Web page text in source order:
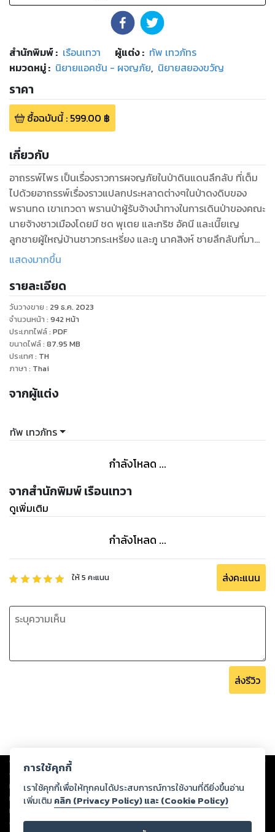
สำนักพิมพ์: เรือนเทวา ผู้แต่ง : ทัพ เทวภัทร
หมวดหมู่: นิยายแอคชัน - ผจญภัย, นิยายสยองขวัญ
ราคา
ซื้อฉบับนี้: 599.00 ฿
เกี่ยวกับ
อาถรรพ์ไพร เป็นเรื่องราวการผจญภัยในป่าดินแดนลึกลับ ที่เต็ม
ไปด้วยอาถรรพ์เรื่องราวแปลกประหลาดต่างๆในป่าดงดิบของ
พรานทด เขาเทวดา พรานป่าผู้รับจ้างนำทางในการเดินป่าของคณะ
นายจ้างชาวเมืองโดยมี ชด พุเตย และกริช อัคนี และเนี๊ยเญ
ลูกชายผู้ใหญ่บ้านชาวกระเหรี่ยง และภู นาคสิงห์ ชายลึกลับที่มา
ร่วมการเดินทางในครั้งนี้
แสดงมากขึ้น
รายละเอียด
วันวางขาย : 29 ธ.ค. 2023
จำนวนหน้า : 942 หน้า
ประเภทไฟล์: PDF
ขนาดไฟล์: 87.95 MB
ประเทศ: TH
ภาษา : Thai
จากผู้แต่ง
ทัพ เทวภัทร
กำลังโหลด ...
จากสำนักพิมพ์ เรือนเทวา
ดูเพิ่มเติม
กำลังโหลด ...
ให้5 คะแนน ส่งคะแนน
ส่งรีวิว
Copyright © 2026
ต่อผลงานหรือเนื้อหาใดที่อัปโหลดผ่านเว็บไซต์และปรากฏว่าละเมิดสิทธิใน
ทรัพย์สินทางปัญญาของบุคคลอื่นหรือขัดต่อกฎหมายและศีลธรรม ดังนั้น ผู้อ่าน
ทุกท่านโปรดใช้วิจารณญาณในการกลั่นกรองด้วยตนเอง และหากท่านพบว่าส่วน
หนึ่งส่วนใดขัดต่อกฎหมายและศีลธรรม กรุณาแจ้งมายังบริษัท เพื่อทีมงานจะได้
ดำเนินการในทันที ทั้งนี้ ทางสตอรี่ล็อกขอสงวนลิขสิทธิ์ตามพระราชบัญญัติ
การใช้คุกกี้
เราใช้คุกกี้เพื่อให้ทุกคนได้ประสบการณ์การใช้งานที่ดียิ่งขึ้นอ่าน
เพิ่มเติม คลิก (Privacy Policy) และ (Cookie Policy)